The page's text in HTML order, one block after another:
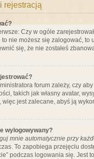
rejestracją
Czy w ogóle
nie możesz się zalogować,
się, że nie zostałeś
forum zależy, czy
takich jak własny avatar,
jest zalecane, abyś ją
wylogowywany?
mnie automatycznie przy
To zapobiega przejęciu
podczas logowania się. Jest